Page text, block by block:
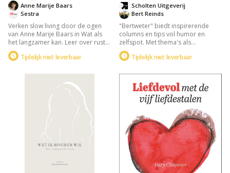
Sestra
Anne Marije Baars
Verken slow living door de ogen
van Anne Marije Baars in Wat als
het langzamer kan. Leer over rust
vinden in alledaagse momenten,
flexibel omgaan met
boek biedt inzicht in leven vanuit je
hart met prachtige foto's die
aanwezig leven illustreren.
Tijdelijk niet leverbaar
Bert Reinds
Scholten Uitgeverij
"Bertweter" biedt inspirerende
columns en tips vol humor en
zelfspot. Met thema's als
vaderschap, authenticiteit en
uitdagingen, brengt het boek een
Perfect voor als je even niet meer
weet wat te doen, en een steun in
je dagelijkse leven.
Tijdelijk niet leverbaar